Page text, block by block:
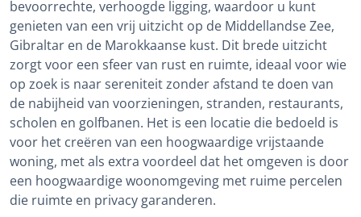
bevoorrechte, verhoogde ligging, waardoor u kunt
genieten van een vrij uitzicht op de Middellandse Zee,
Gibraltar en de Marokkaanse kust. Dit brede uitzicht
zorgt voor een sfeer van rust en ruimte, ideaal voor wie
op zoek is naar sereniteit zonder afstand te doen van
de nabijheid van voorzieningen, stranden, restaurants,
scholen en golfbanen. Het is een locatie die bedoeld is
voor het creëren van een hoogwaardige vrijstaande
woning, met als extra voordeel dat het omgeven is door
een hoogwaardige woonomgeving met ruime percelen
die ruimte en privacy garanderen.